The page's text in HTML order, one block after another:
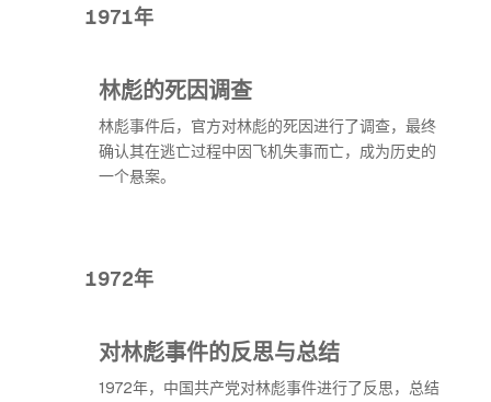
1971年
林彪的死因调查
林彪事件后，官方对林彪的死因进行了调查，最终
确认其在逃亡过程中因飞机失事而亡，成为历史的
一个悬案。
1972年
对林彪事件的反思与总结
1972年，中国共产党对林彪事件进行了反思，总结